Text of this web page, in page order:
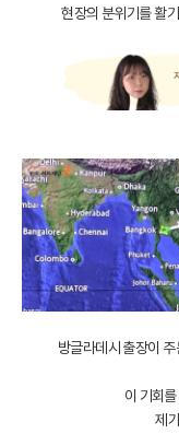
현장의 분위기를 활
방글라데시 출장이
이 기회
제